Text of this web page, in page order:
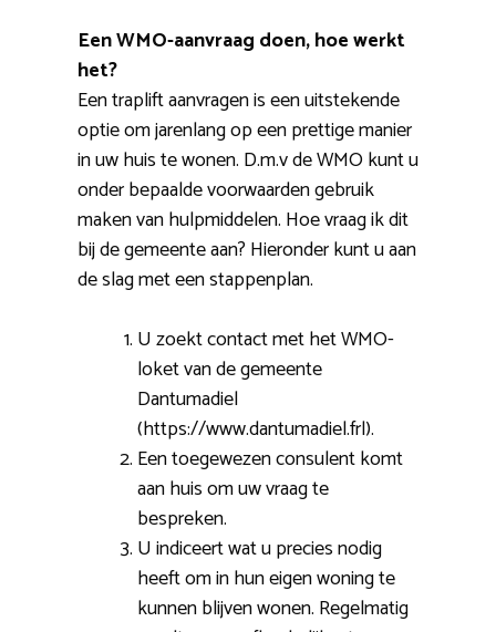
Een WMO-aanvraag doen, hoe werkt
het?
Een traplift aanvragen is een uitstekende
optie om jarenlang op een prettige manier
in uw huis te wonen. D.m.v de WMO kunt u
onder bepaalde voorwaarden gebruik
maken van hulpmiddelen. Hoe vraag ik dit
bij de gemeente aan? Hieronder kunt u aan
de slag met een stappenplan.
U zoekt contact met het WMO-
loket van de gemeente
Dantumadiel
(https://www.dantumadiel.frl).
Een toegewezen consulent komt
aan huis om uw vraag te
bespreken.
U indiceert wat u precies nodig
heeft om in hun eigen woning te
kunnen blijven wonen. Regelmatig